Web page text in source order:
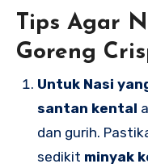
Tips Agar
Goreng
Untuk Nasi
santan kental
dan gurih.
sedikit minyak